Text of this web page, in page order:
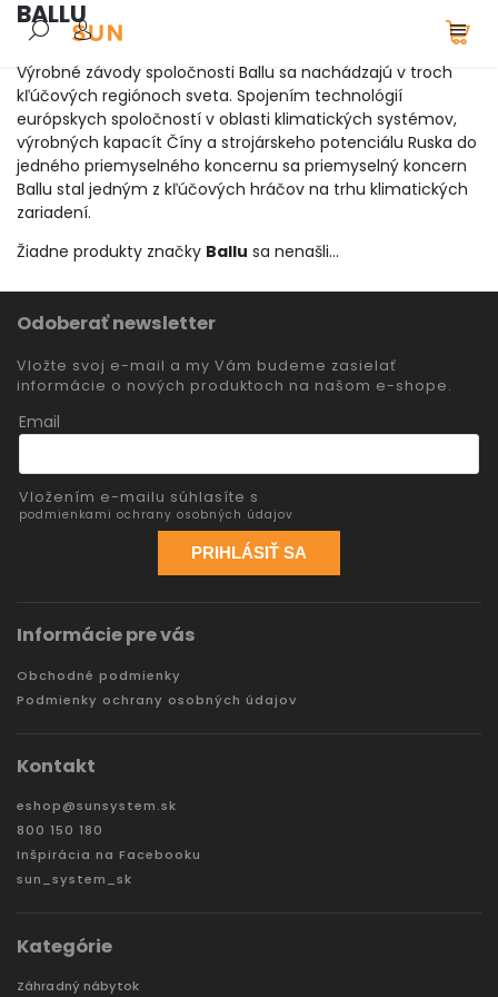
BALLU
Výrobné závody spoločnosti Ballu sa nachádzajú v troch
kľúčových regiónoch sveta. Spojením technológií
európskych spoločností v oblasti klimatických systémov,
výrobných kapacít Číny a strojárskeho potenciálu Ruska do
jedného priemyselného koncernu sa priemyselný koncern
Ballu stal jedným z kľúčových hráčov na trhu klimatických
zariadení.
Žiadne produkty značky Ballu sa nenašli...
Odoberať newsletter
Vložte svoj e-mail a my Vám budeme zasielať
informácie o nových produktoch na našom e-shope.
Email
Vložením e-mailu súhlasíte s
podmienkami ochrany osobných údajov
PRIHLÁSIŤ SA
Informácie pre vás
Obchodné podmienky
Podmienky ochrany osobných údajov
Kontakt
eshop@sunsystem.sk
800 150 180
Inšpirácia na Facebooku
sun_system_sk
Kategórie
Záhradný nábytok